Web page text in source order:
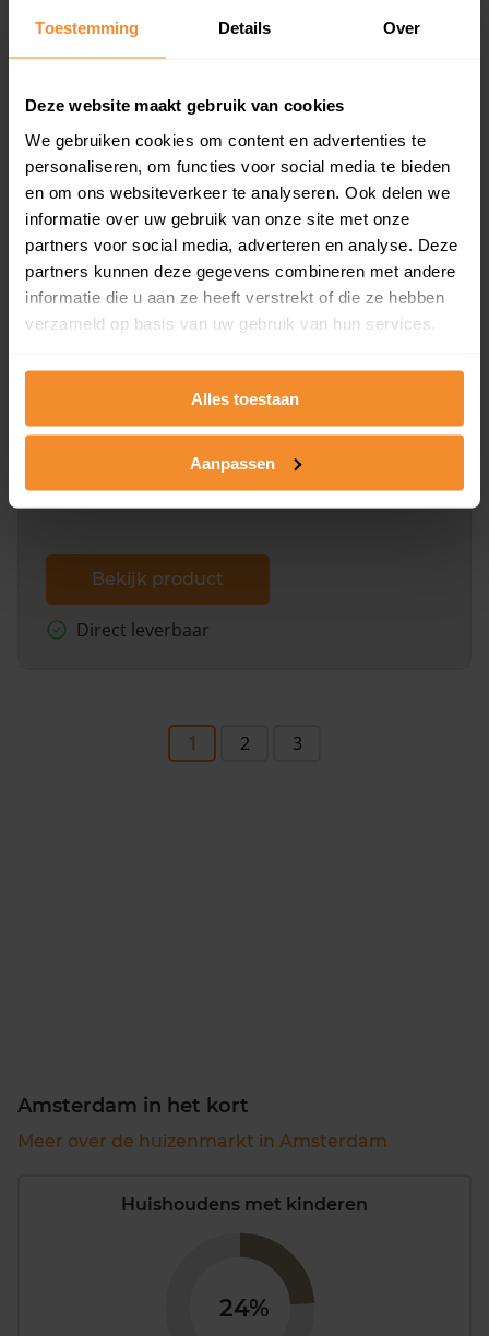
Toestemming Details Over
Deze website maakt gebruik van cookies
We gebruiken cookies om content en advertenties te
personaliseren, om functies voor social media te bieden
en om ons websiteverkeer te analyseren. Ook delen we
informatie over uw gebruik van onze site met onze
partners voor social media, adverteren en analyse. Deze
partners kunnen deze gegevens combineren met andere
informatie die u aan ze heeft verstrekt of die ze hebben
verzameld op basis van uw gebruik van hun services.
Alles toestaan
Aanpassen
Een overzicht van alle verkochte woningen (koopsom
en koopdatum) binnen een postcodegebied. Dit
Bekijk product
Direct leverbaar
Een uitgebreid overzicht van het perceel en
dit inclusief de luchtfoto!
Bekijk product
Direct leverbaar
1 2 3
Amsterdam in het kort
Meer over de huizenmarkt in Amsterdam
Huishoudens met kinderen
24%